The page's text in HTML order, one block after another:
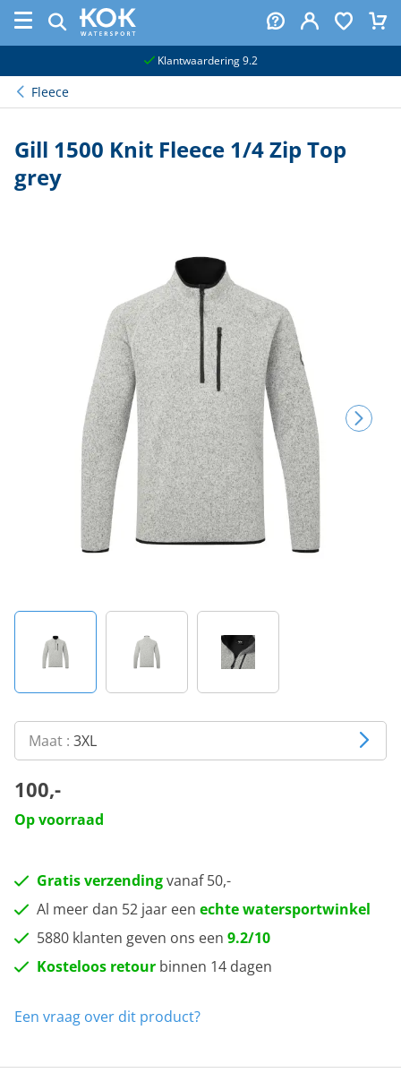
Klantwaardering 9.2
Fleece
Gill 1500 Knit Fleece 1/4 Zip Top
grey
Maat : 3XL
100,-
Op voorraad
Gratis verzendingvanaf 50,-
Al meer dan 52 jaar een echte watersportwinkel
5880 klanten geven ons een 9.2/10
Kosteloos retour binnen 14 dagen
Een vraag over dit product?